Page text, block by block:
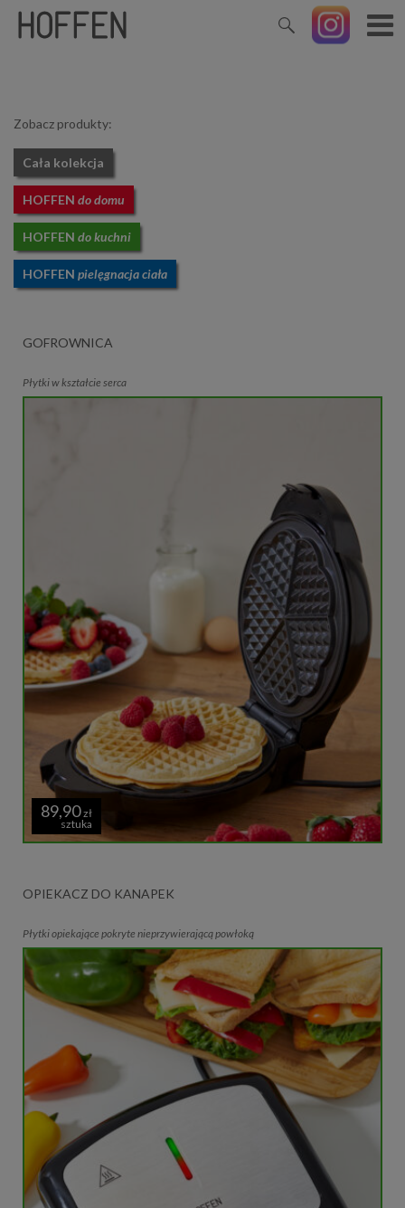
Zobacz produkty:
Cała kolekcja
HOFFEN do domu
HOFFEN do kuchni
HOFFEN pielęgnacja ciała
GOFROWNICA
Płytki w kształcie serca
89,90zł
sztuka
OPIEKACZ DO KANAPEK
Płytki opiekające pokryte nieprzywierającą powłoką